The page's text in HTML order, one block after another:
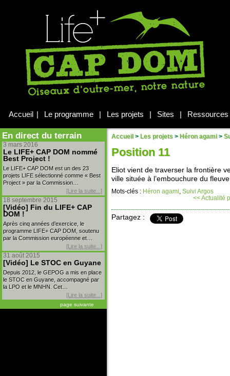
Accueil | Le programme | Les projets | Sites | Ressources
En direct du terrain
3 mars 2016
Le LIFE+ CAP DOM nommé
Best Project !
Le LIFE+ CAP DOM est un des 23
projets LIFE sélectionné comme « Best
Project » par la Commission…
[Lire la suite...]
18 septembre 2015
[Vidéo] Fin du LIFE+ CAP
DOM !
Après cinq années d’exercice, le
programme LIFE+ CAP DOM, soutenu
par la Commission européenne et…
[Lire la suite...]
31 août 2015
[Vidéo] Le STOC en Guyane
Depuis 2012, le GEPOG a mis en place
le STOC en Guyane, accompagné par
la LPO et le MNHN. Cet…
[Lire la suite...]
page suivante
Accueil > Les projets > Héron agami >
Position 11
Eliot vient de traverser la frontière
ville située à l’embouchure du
Mots-clés : Héron agami Suivi Argos
<< Actualité
Partagez :